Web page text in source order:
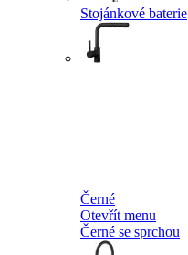
Stojánkové baterie
Černé
Otevřít menu
Černé se sprchou